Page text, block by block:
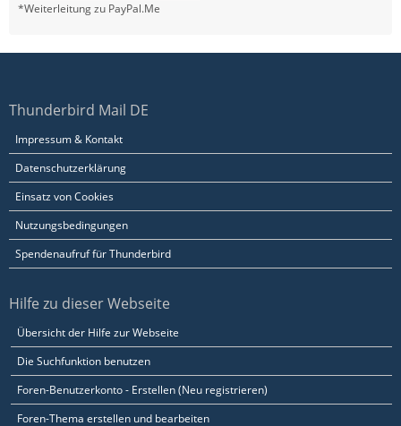
*Weiterleitung zu PayPal.Me
Thunderbird Mail DE
Impressum & Kontakt
Datenschutzerklärung
Einsatz von Cookies
Nutzungsbedingungen
Spendenaufruf für Thunderbird
Hilfe zu dieser Webseite
Übersicht der Hilfe zur Webseite
Die Suchfunktion benutzen
Foren-Benutzerkonto - Erstellen (Neu registrieren)
Foren-Thema erstellen und bearbeiten